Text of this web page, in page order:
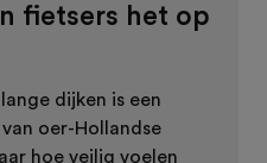
fietsers het op
dijken is een
oer-Hollandse
hoe veilig voelen